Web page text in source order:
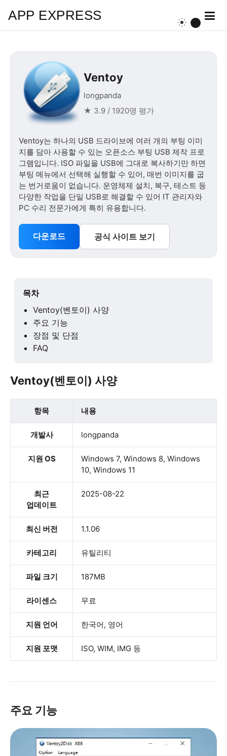
APP EXPRESS
Ventoy
longpanda
★ 3.9 / 1920명 평가
Ventoy는 하나의 USB 드라이브에 여러 개의 부팅 이미
지를 담아 사용할 수 있는 오픈소스 부팅 USB 제작 프로
그램입니다. ISO 파일을 USB에 그대로 복사하기만 하면
부팅 메뉴에서 선택해 실행할 수 있어, 매번 이미지를 굽
는 번거로움이 없습니다. 운영체제 설치, 복구, 테스트 등
다양한 작업을 단일 USB로 해결할 수 있어 IT 관리자와
PC 수리 전문가에게 특히 유용합니다.
다운로드 공식 사이트 보기
목차
Ventoy(벤토이) 사양
주요 기능
장점 및 단점
FAQ
Ventoy(벤토이) 사양
항목 내용
개발사 longpanda
지원 OS
Windows 7, Windows 8, Windows
10, Windows 11
최근
업데이트
2025-08-22
최신 버전 1.1.06
카테고리 유틸리티
파일 크기 187MB
라이센스 무료
지원 언어 한국어, 영어
지원 포맷 ISO, WIM, IMG 등
주요 기능